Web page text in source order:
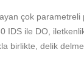
çok
ile DO,
birlikte, delik